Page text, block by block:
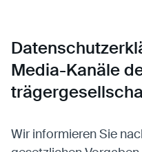
Media-Kanäle
Wir informieren Sie